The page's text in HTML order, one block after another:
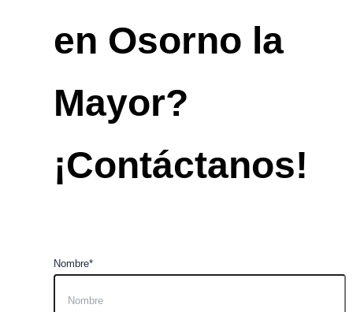
en Osorno la
Mayor?
¡Contáctanos!
Nombre*